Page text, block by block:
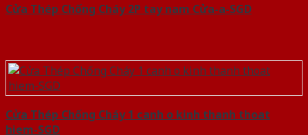
Cửa Thép Chống Cháy 2P tay nam Cửa-a-SGD
Cửa Thép Chống Cháy 1 canh o kinh thanh thoat
hiem-SGD